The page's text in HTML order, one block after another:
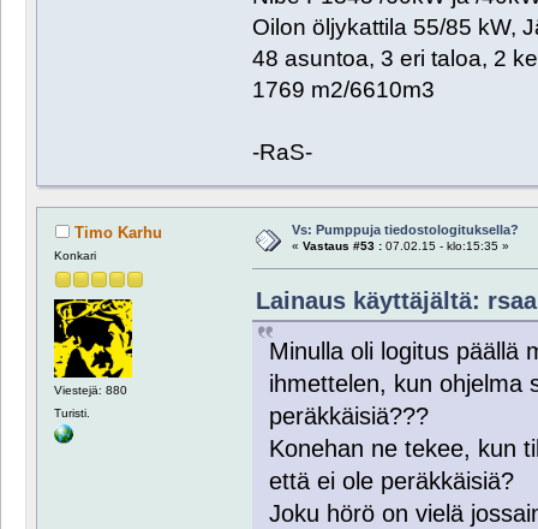
Oilon öljykattila 55/85 kW,
48 asuntoa, 3 eri taloa, 2
1769 m2/6610m3
-RaS-
Timo Karhu
Konkari
Viestejä: 880
Turisti.
Vs: Pumppuja tiedostologituksella?
« Vastaus #53 :07.02.15 - klo:15:35 »
Lainaus käyttäjältä:
Minulla oli logitus päällä
ihmettelen, kun ohjelma
peräkkäisiä???
Konehan ne tekee, kun
että ei ole peräkkäisiä?
Joku hörö on vielä